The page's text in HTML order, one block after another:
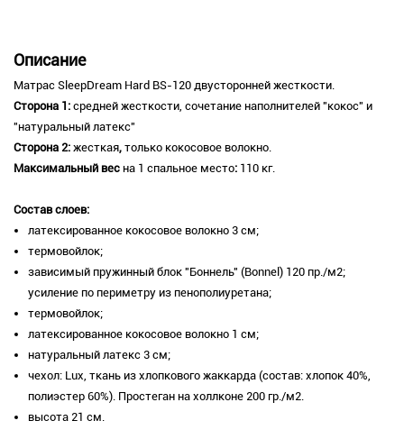
Описание
Матрас SleepDream Hard BS-120 двусторонней жесткости.
Сторона 1: средней жесткости, сочетание наполнителей "кокос" и
"натуральный латекс"
Сторона 2: жесткая, только кокосовое волокно.
Максимальный вес на 1 спальное место: 110 кг.
Состав слоев:
латексированное кокосовое волокно 3 см;
термовойлок;
зависимый пружинный блок "Боннель" (Bonnel) 120 пр./м2;
усиление по периметру из пенополиуретана;
термовойлок;
латексированное кокосовое волокно 1 см;
натуральный латекс 3 см;
чехол: Lux, ткань из хлопкового жаккарда (состав: хлопок 40%,
полиэстер 60%). Простеган на холлконе 200 гр./м2.
высота 21 см.